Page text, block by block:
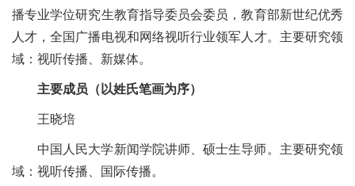
播专业学位研究生教育指导委员会委员，教育部新世纪优秀
人才，全国广播电视和网络视听行业领军人才。主要研究领
域：视听传播、新媒体。
主要成员（以姓氏笔画为序）
王晓培
中国人民大学新闻学院讲师、硕士生导师。主要研究领
域：视听传播、国际传播。